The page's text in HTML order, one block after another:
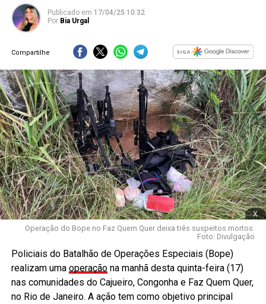
Publicado em 17/04/25 10:32
Por Bia Urgal
Compartilhe
x
Operação do Bope no Faz Quem Quer deixa três suspeitos mortos.
Foto: Divulgação
Policiais do Batalhão de Operações Especiais (Bope)
realizam uma operaçãona manhã desta quinta-feira (17)
nas comunidades do Cajueiro, Congonha e Faz Quem Quer,
no Rio de Janeiro. A ação tem como objetivo principal